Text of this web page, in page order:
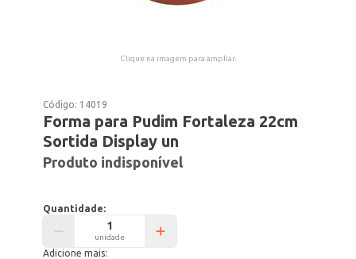
Clique na imagem para ampliar.
Código: 14019
Forma para Pudim Fortaleza 22cm
Sortida Display un
Produto indisponível
Quantidade:
unidade
Adicione mais: